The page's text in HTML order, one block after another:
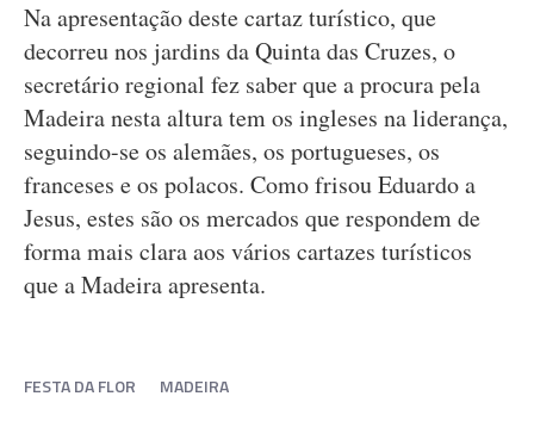
Na apresentação deste cartaz turístico, que
decorreu nos jardins da Quinta das Cruzes, o
secretário regional fez saber que a procura pela
Madeira nesta altura tem os ingleses na liderança,
seguindo-se os alemães, os portugueses, os
franceses e os polacos. Como frisou Eduardo a
Jesus, estes são os mercados que respondem de
forma mais clara aos vários cartazes turísticos
que a Madeira apresenta.
FESTA DA FLOR MADEIRA